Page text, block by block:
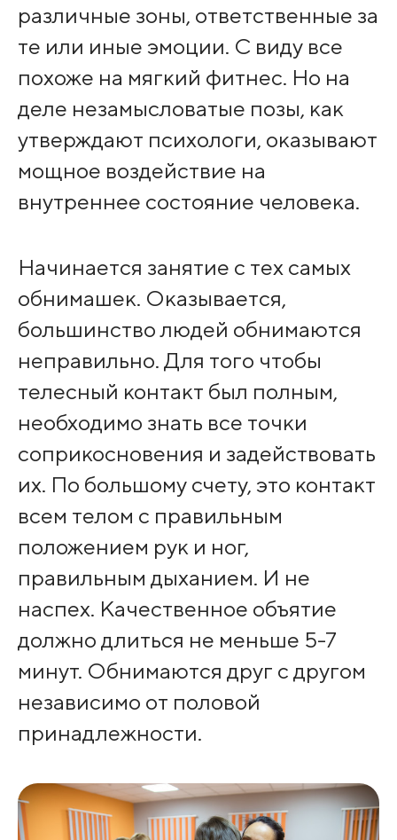
различные зоны, ответственные за
те или иные эмоции. С виду все
похоже на мягкий фитнес. Но на
деле незамысловатые позы, как
утверждают психологи, оказывают
мощное воздействие на
внутреннее состояние человека.
Начинается занятие с тех самых
обнимашек. Оказывается,
большинство людей обнимаются
неправильно. Для того чтобы
телесный контакт был полным,
необходимо знать все точки
соприкосновения и задействовать
их. По большому счету, это контакт
всем телом с правильным
положением рук и ног,
правильным дыханием. И не
наспех. Качественное объятие
должно длиться не меньше 5-7
минут. Обнимаются друг с другом
независимо от половой
принадлежности.